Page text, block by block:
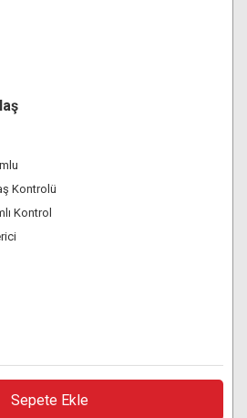
Kontrolü
Kontrol
Sepete Ekle